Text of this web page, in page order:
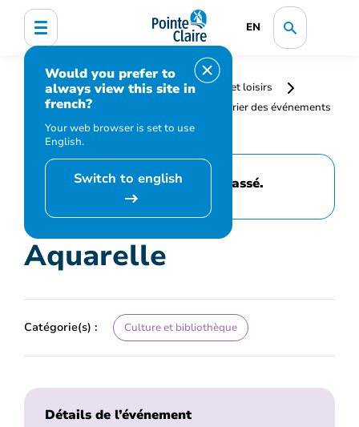
EN
Would you prefer to
always view this site in
french?
Your web browser is set to use
English.
Switch to english
Accueil
Bibliothèque, culture, sports et loisirs
Programmation et inscription
Calendrier des événements
et activités
Aquarelle
Cet événement est passé.
Aquarelle
Catégorie(s) : Culture et bibliothèque
Détails de l’événement